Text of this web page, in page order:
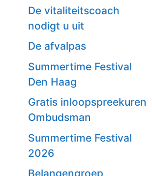
De vitaliteitscoach
nodigt u uit
De afvalpas
Summertime Festival
Den Haag
Gratis inloopspreekuren
Ombudsman
Summertime Festival
2026
Belangengroep